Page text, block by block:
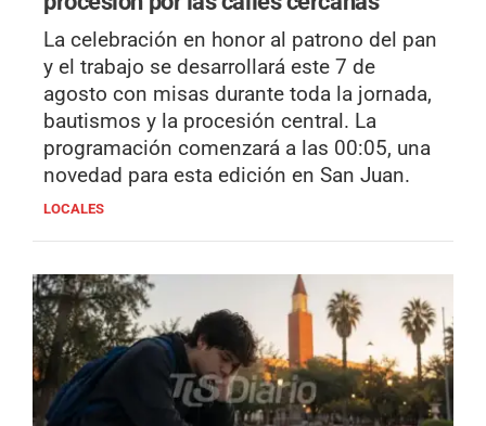
La celebración en honor al patrono del pan
y el trabajo se desarrollará este 7 de
agosto con misas durante toda la jornada,
bautismos y la procesión central. La
programación comenzará a las 00:05, una
novedad para esta edición en San Juan.
LOCALES